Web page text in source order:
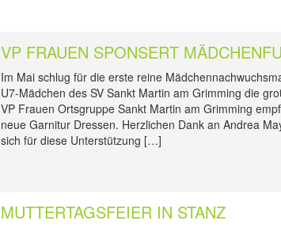
VP FRAUEN SPONSERT
Im Mai schlug für die erste reine
U7-Mädchen des SV Sankt Martin am Grimming die
VP Frauen Ortsgruppe Sankt Martin am Grimming
neue Garnitur Dressen. Herzlichen Dank an Andrea
sich für diese Unterstützung […]
MUTTERTAGSFEIER IN STANZ